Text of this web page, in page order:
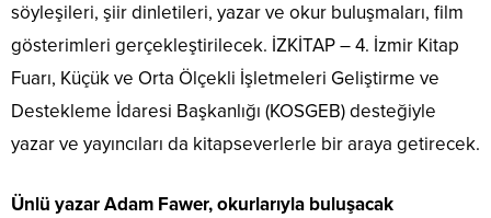
söyleşileri, şiir dinletileri, yazar ve okur buluşmaları, film
gösterimleri gerçekleştirilecek. İZKİTAP – 4. İzmir Kitap
Fuarı, Küçük ve Orta Ölçekli İşletmeleri Geliştirme ve
Destekleme İdaresi Başkanlığı (KOSGEB) desteğiyle
yazar ve yayıncıları da kitapseverlerle bir araya getirecek.
Ünlü yazar Adam Fawer, okurlarıyla buluşacak